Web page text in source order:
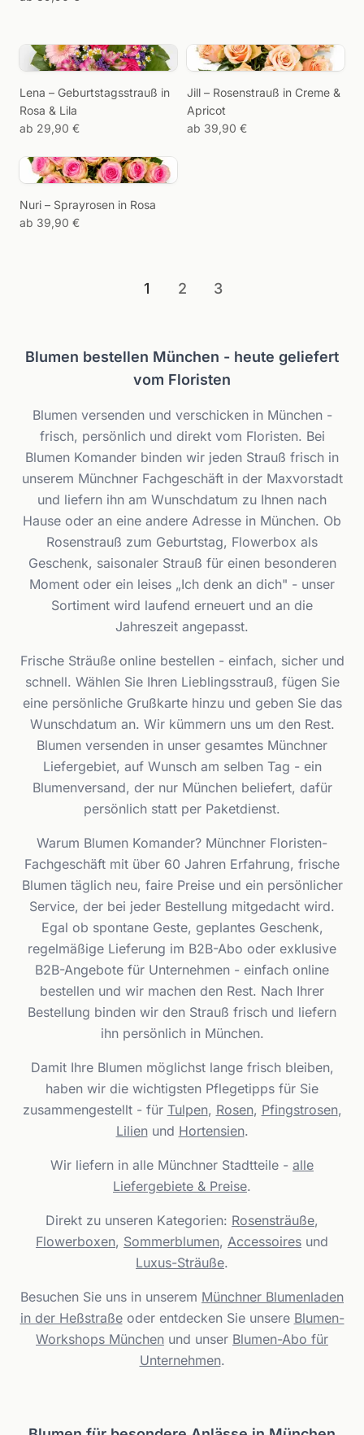
Rosensträuße entdecken →
Lena – Geburtstagsstrauß in
Rosa & Lila
ab 29,90 €
Jill – Rosenstrauß in Creme &
Apricot
ab 39,90 €
Nuri – Sprayrosen in Rosa
ab 39,90 €
Laden Sie ein Foto von
Arrangement hoch und
wir melden uns bei Ihnen
mit einem Angebot.
1 2 3
Blumen bestellen München - heute geliefert
vom Floristen
Blumen versenden und verschicken in München -
frisch, persönlich und direkt vom Floristen. Bei
Blumen Komander binden wir jeden Strauß frisch in
unserem Münchner Fachgeschäft in der Maxvorstadt
und liefern ihn am Wunschdatum zu Ihnen nach
Hause oder an eine andere Adresse in München. Ob
Rosenstrauß zum Geburtstag, Flowerbox als
Geschenk, saisonaler Strauß für einen besonderen
Moment oder ein leises „Ich denk an dich" - unser
Sortiment wird laufend erneuert und an die
Jahreszeit angepasst.
Frische Sträuße online bestellen - einfach, sicher und
schnell. Wählen Sie Ihren Lieblingsstrauß, fügen Sie
eine persönliche Grußkarte hinzu und geben Sie das
Wunschdatum an. Wir kümmern uns um den Rest.
Blumen versenden in unser gesamtes Münchner
Liefergebiet, auf Wunsch am selben Tag - ein
Blumenversand, der nur München beliefert, dafür
persönlich statt per Paketdienst.
Warum Blumen Komander? Münchner Floristen-
Fachgeschäft mit über 60 Jahren Erfahrung, frische
Blumen täglich neu, faire Preise und ein persönlicher
Service, der bei jeder Bestellung mitgedacht wird.
Egal ob spontane Geste, geplantes Geschenk,
regelmäßige Lieferung im B2B-Abo oder exklusive
B2B-Angebote für Unternehmen - einfach online
bestellen und wir machen den Rest. Nach Ihrer
Bestellung binden wir den Strauß frisch und liefern
ihn persönlich in München.
Damit Ihre Blumen möglichst lange frisch bleiben,
haben wir die wichtigsten Pflegetipps für Sie
zusammengestellt - für Tulpen, Rosen, Pfingstrosen,
Lilien und Hortensien.
Wir liefern in alle Münchner Stadtteile - alle
Liefergebiete & Preise.
Direkt zu unseren Kategorien: Rosensträuße,
Flowerboxen, Sommerblumen, Accessoires und
Luxus-Sträuße.
Besuchen Sie uns in unserem Münchner Blumenladen
in der Heßstraße oder entdecken Sie unsere Blumen-
Workshops München und unser Blumen-Abo für
Unternehmen.